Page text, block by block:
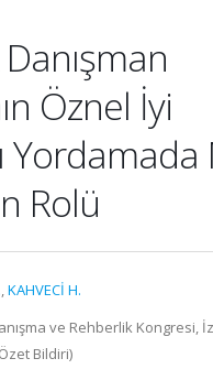
Öznel İyi
Yordamada
Rolü
,KAHVECİ H.
ve Rehberlik Kongresi,
Bildiri)